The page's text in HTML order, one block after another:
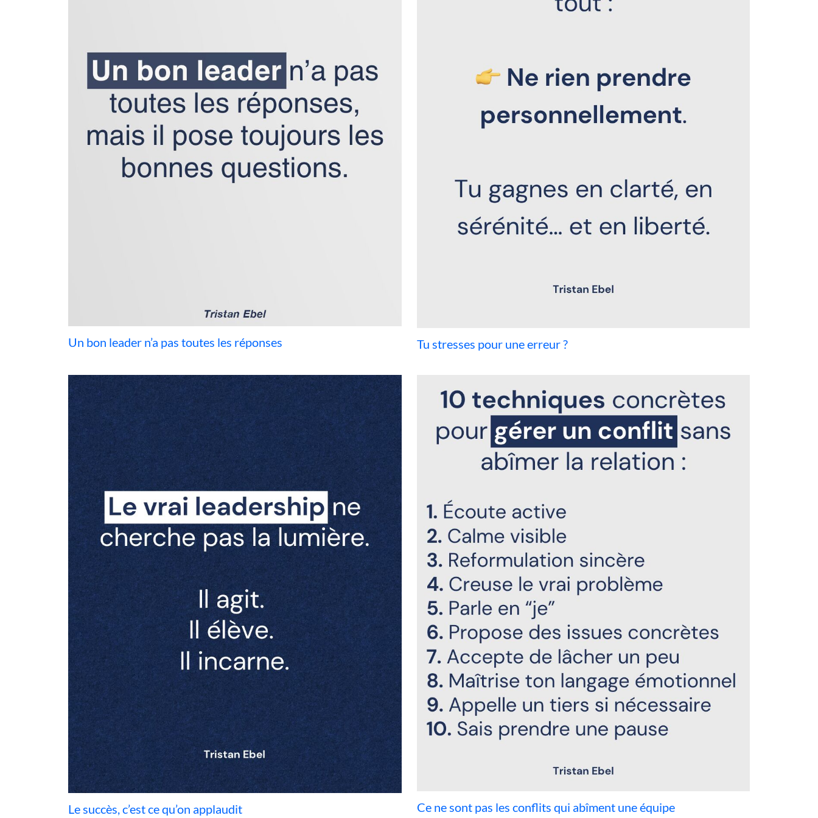
Un bon leader n’a pas toutes les réponses Tu stresses pour une erreur ?
Le succès, c’est ce qu’on applaudit Ce ne sont pas les conflits qui abîment une équipe